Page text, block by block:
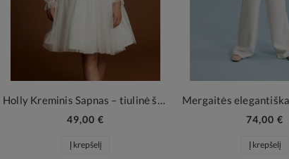
Holly Kreminis Sapnas – tiulinė šventinė suknelė mergaitei
49,00 €
Į krepšelį
74,00 €
Į krepšelį